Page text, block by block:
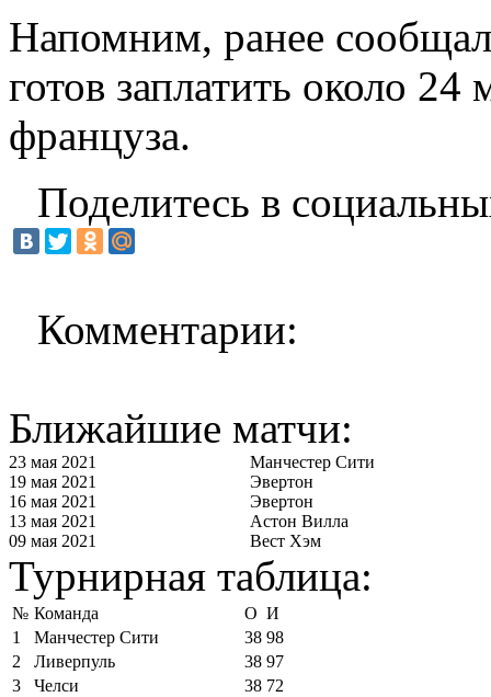
Напомним, ранее
готов заплатить около
француза.
Поделитесь в
Комментарии:
Ближайшие матчи:
23 мая 2021
Манчестер Сити
19 мая 2021
Эвертон
16 мая 2021
Эвертон
13 мая 2021
Астон Вилла
09 мая 2021
Вест Хэм
Турнирная таблица:
№ Команда О И
1
Манчестер Сити 38 98
2
Ливерпуль 38 97
3
Челси 38 72